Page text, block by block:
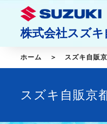
株式会社スズキ
ホーム スズキ自販
スズキ自販京